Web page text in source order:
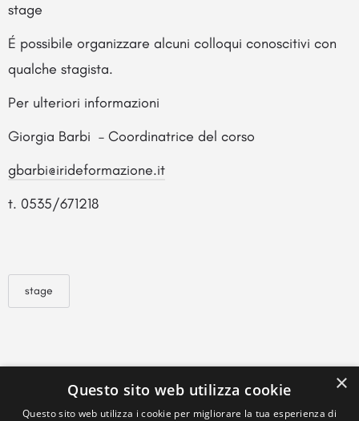
stage
É possibile organizzare alcuni colloqui conoscitivi con
qualche stagista.
Per ulteriori informazioni
Giorgia Barbi – Coordinatrice del corso
gbarbi@irideformazione.it
t. 0535/671218
stage
×
Questo sito web utilizza cookie
Questo sito web utilizza i cookie per migliorare la tua esperienza di